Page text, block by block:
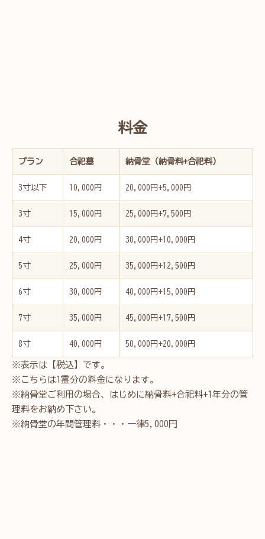
料金
プラン 合祀墓 納骨堂（納骨料+合祀料）
3寸以下 10,000円 20,000円+5,000円
3寸 15,000円 25,000円+7,500円
4寸 20,000円 30,000円+10,000円
5寸 25,000円 35,000円+12,500円
6寸 30,000円 40,000円+15,000円
7寸 35,000円 45,000円+17,500円
8寸 40,000円 50,000円+20,000円
※表示は【税込】です。
※こちらは1霊分の料金になります。
※納骨堂ご利用の場合、はじめに納骨料+合祀料+1年分の管
理料をお納め下さい。
※納骨堂の年間管理料・・・一律5,000円